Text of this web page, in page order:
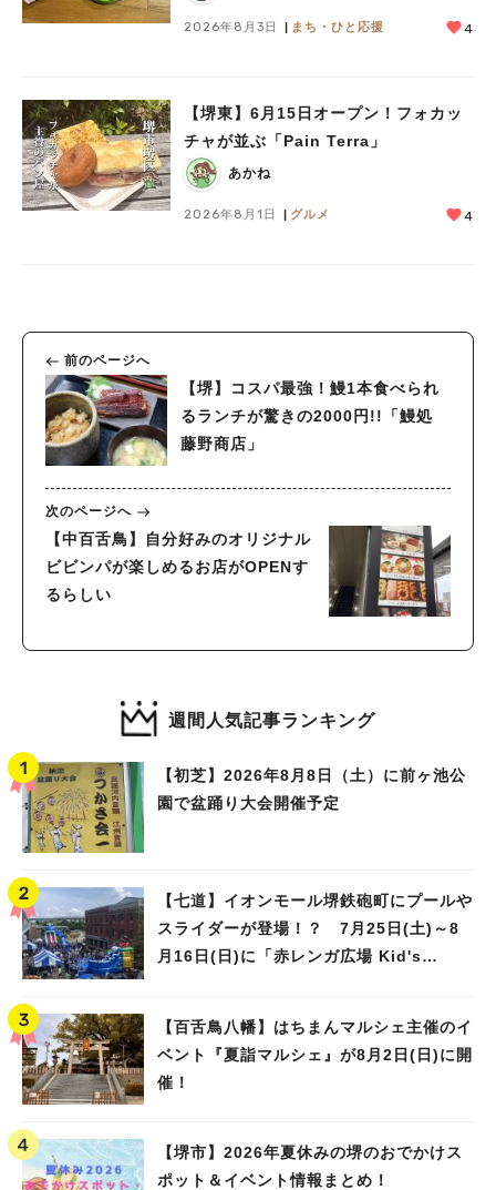
2026年8月3日 まち・ひと応援 4
【堺東】6月15日オープン！フォカッ
チャが並ぶ「Pain Terra」
あかね
2026年8月1日 グルメ 4
前のページへ
【堺】コスパ最強！鰻1本食べられ
るランチが驚きの2000円!!「鰻処
藤野商店」
次のページへ
【中百舌鳥】自分好みのオリジナル
ビビンパが楽しめるお店がOPENす
るらしい
週間人気記事ランキング
【初芝】2026年8月8日（土）に前ヶ池公
園で盆踊り大会開催予定
【七道】イオンモール堺鉄砲町にプールや
スライダーが登場！？ 7月25日(土)～8
月16日(日)に「赤レンガ広場 Kid's
【百舌鳥八幡】はちまんマルシェ主催のイ
ベント『夏詣マルシェ』が8月2日(日)に開
催！
【堺市】2026年夏休みの堺のおでかけス
ポット＆イベント情報まとめ！